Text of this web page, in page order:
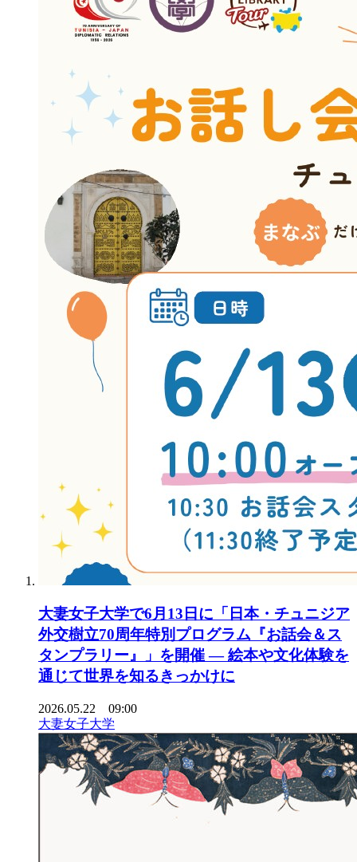
大妻女子大学で6月13日に「日本・チュニジア
外交樹立70周年特別プログラム『お話会＆ス
タンプラリー』」を開催 ― 絵本や文化体験を
通じて世界を知るきっかけに
2026.05.22 09:00
大妻女子大学